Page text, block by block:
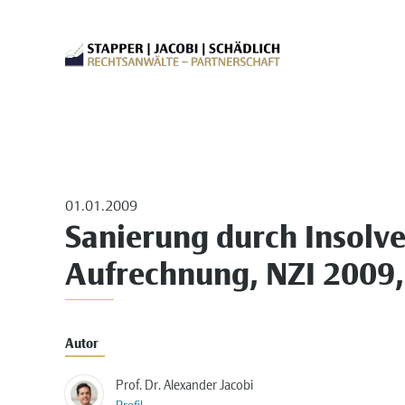
01.01.2009
Sanierung durch
Aufrechnung, NZI
Autor
Prof. Dr. Alexander Jacobi